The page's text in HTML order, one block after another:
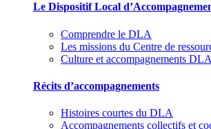
Le Dispositif Local
Comprendre le DLA
Les missions du Centre de
Culture et accompagnements DLA
Récits d’accompagnements
Histoires courtes du DLA
Accompagnements collectifs et